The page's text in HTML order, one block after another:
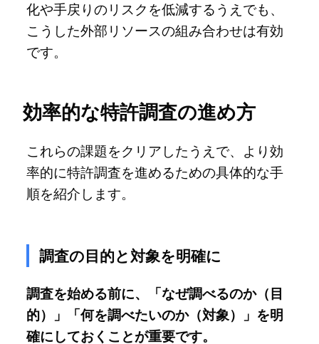
化や手戻りのリスクを低減するうえでも、
こうした外部リソースの組み合わせは有効
です。
効率的な特許調査の進め方
これらの課題をクリアしたうえで、より効
率的に特許調査を進めるための具体的な手
順を紹介します。
調査の目的と対象を明確に
調査を始める前に、「なぜ調べるのか（目
的）」「何を調べたいのか（対象）」を明
確にしておくことが重要です。